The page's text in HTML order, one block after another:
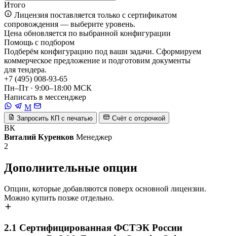
Итого
Лицензия поставляется только с сертификатом
сопровождения — выберите уровень.
Цена обновляется по выбранной конфигурации
Помощь с подбором
Подберём конфигурацию под ваши задачи. Сформируем
коммерческое предложение и подготовим документы
для тендера.
+7 (495) 008-93-65
Пн–Пт · 9:00–18:00 МСК
Написать в мессенджер
M
Запросить КП с печатью Счёт с отсрочкой
ВК
Виталий Куренков Менеджер
2
Дополнительные опции
Опции, которые добавляются поверх основной лицензии.
Можно купить позже отдельно.
2.1 Сертифицированная ФСТЭК России